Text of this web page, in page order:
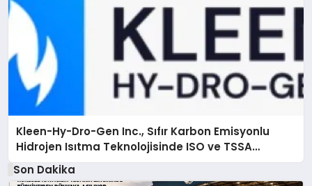
Kleen-Hy-Dro-Gen Inc., Sıfır Karbon Emisyonlu
Hidrojen Isıtma Teknolojisinde ISO ve TSSA
Düzenleyici Onaylarını Aldı
Son Dakika